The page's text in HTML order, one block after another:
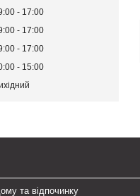
17:00
17:00
17:00
15:00
та відпочинку